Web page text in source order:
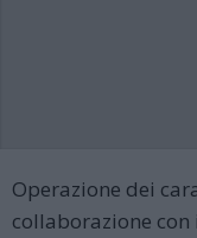
Operazione dei
collaborazione